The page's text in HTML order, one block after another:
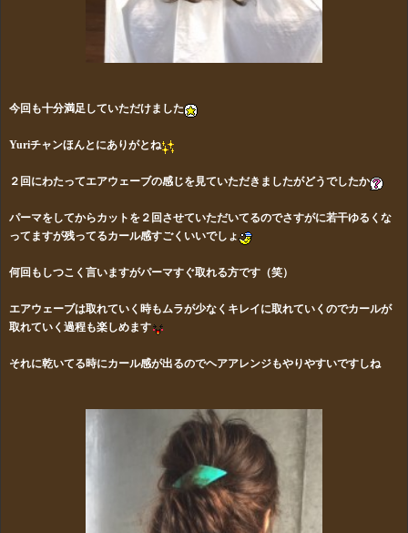
今回も十分満足していただけました
Yuriチャンほんとにありがとね
２回にわたってエアウェーブの感じを見ていただきましたがどうでしたか
パーマをしてからカットを２回させていただいてるのでさすがに若干ゆるくな
ってますが残ってるカール感すごくいいでしょ
何回もしつこく言いますがパーマすぐ取れる方です（笑）
エアウェーブは取れていく時もムラが少なくキレイに取れていくのでカールが
取れていく過程も楽しめます
それに乾いてる時にカール感が出るのでヘアアレンジもやりやすいですしね